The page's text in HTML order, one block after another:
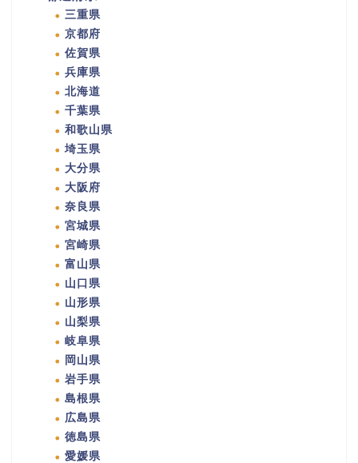
三重県
京都府
佐賀県
兵庫県
北海道
千葉県
和歌山県
埼玉県
大分県
大阪府
奈良県
宮城県
宮崎県
富山県
山口県
山形県
山梨県
岐阜県
岡山県
岩手県
島根県
広島県
徳島県
愛媛県